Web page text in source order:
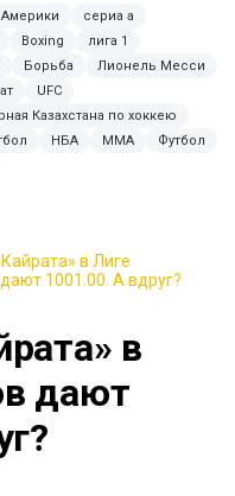
Америки
сериа а
Boxing
лига 1
Борьба
Лионель Месси
UFC
Казахстана по хоккею
НБА ММА
Футбол
в Лиге
1001.00. А вдруг?
в
дают